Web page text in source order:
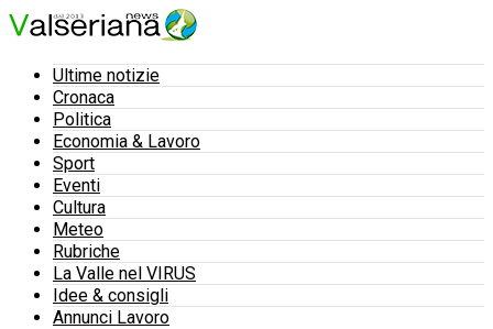
Ultime notizie
Cronaca
Politica
Economia & Lavoro
Sport
Eventi
Cultura
Meteo
Rubriche
La Valle nel VIRUS
Idee & consigli
Annunci Lavoro